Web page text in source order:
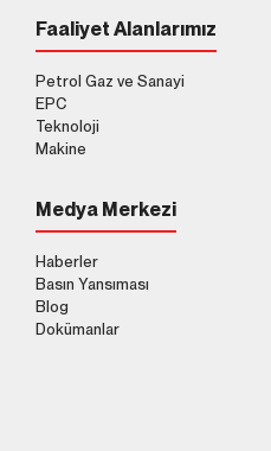
Faaliyet Alanlarımız
Petrol Gaz ve Sanayi
EPC
Teknoloji
Makine
Medya Merkezi
Haberler
Basın Yansıması
Blog
Dokümanlar